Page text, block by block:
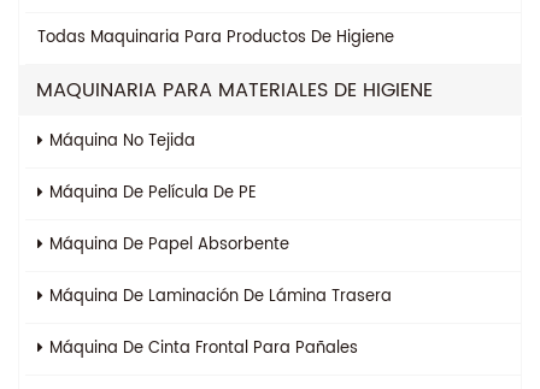
Todas Maquinaria Para Productos De Higiene
MAQUINARIA PARA MATERIALES DE HIGIENE
Máquina No Tejida
Máquina De Película De PE
Máquina De Papel Absorbente
Máquina De Laminación De Lámina Trasera
Máquina De Cinta Frontal Para Pañales